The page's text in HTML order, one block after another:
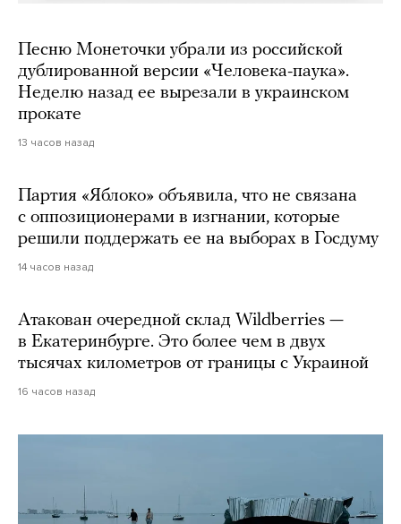
Песню Монеточки убрали из российской
дублированной версии «Человека-паука».
Неделю назад ее вырезали в украинском
прокате
13 часов назад
Партия «Яблоко» объявила, что не связана
с оппозиционерами в изгнании, которые
решили поддержать ее на выборах в Госдуму
14 часов назад
Атакован очередной склад Wildberries —
в Екатеринбурге. Это более чем в двух
тысячах километров от границы с Украиной
16 часов назад